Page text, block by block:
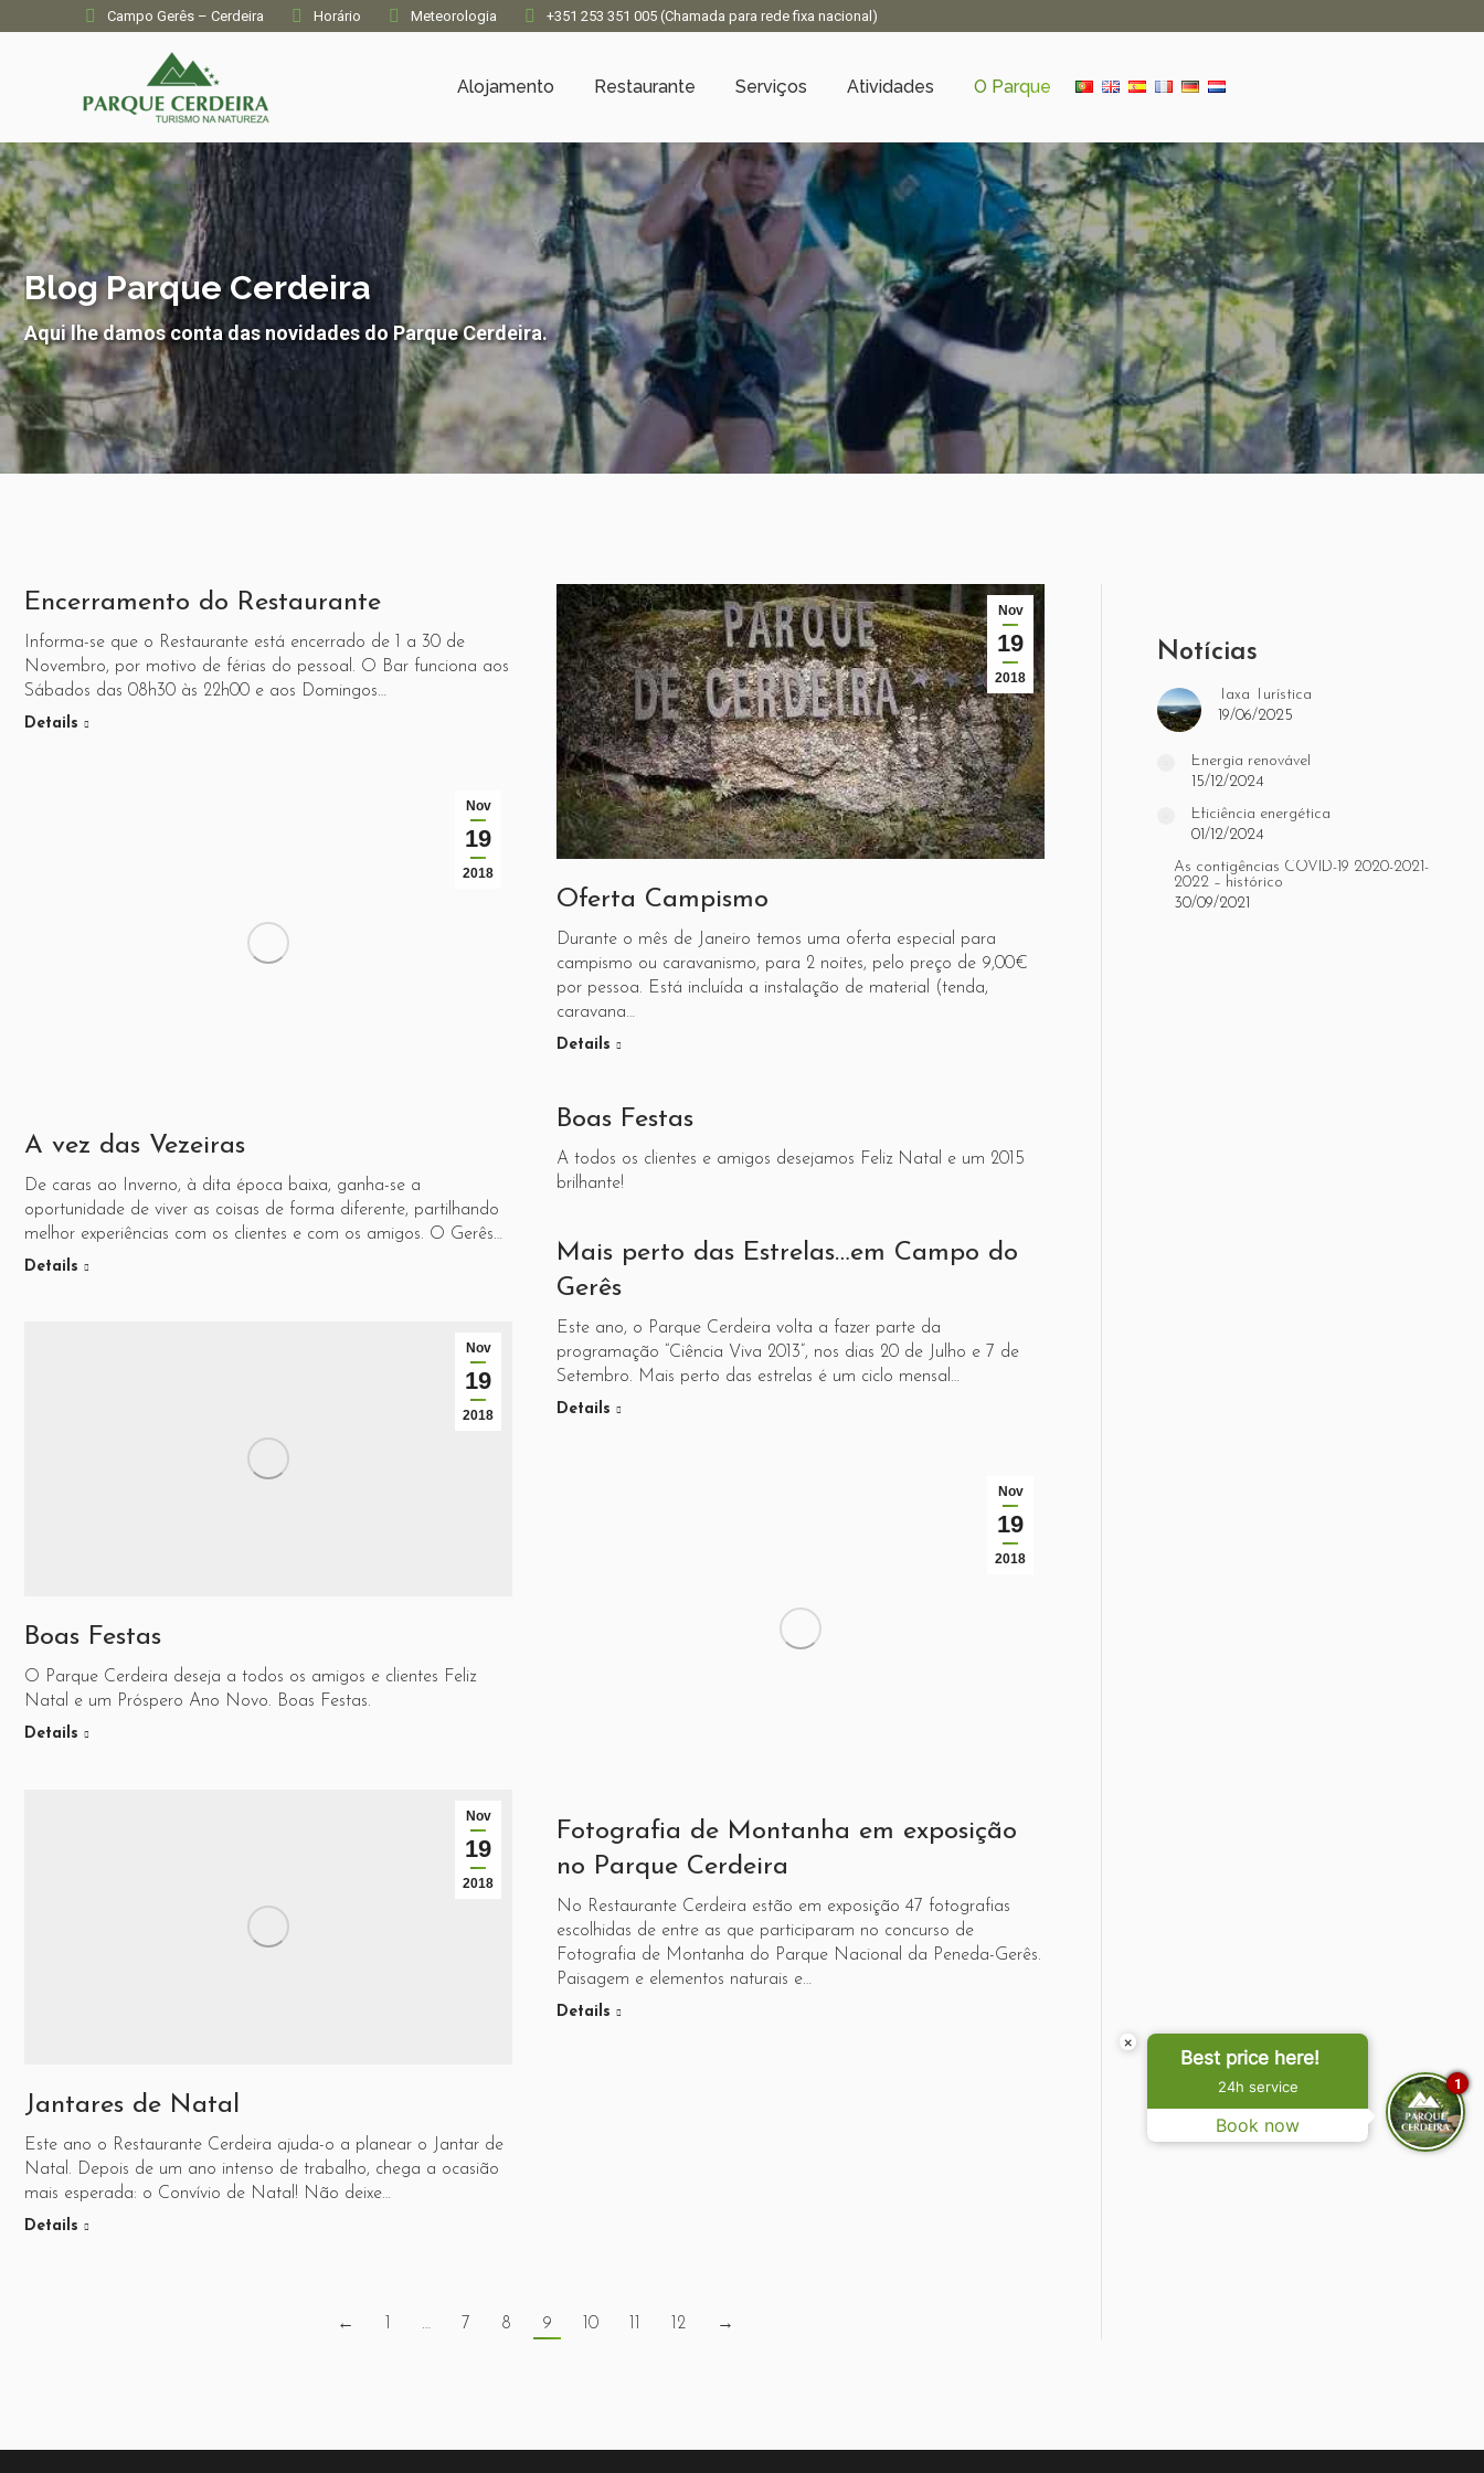
Campo Gerês – Cerdeira Horário Meteorologia +351 253 351 005 (Chamada para rede fixa nacional)
Alojamento Restaurante Serviços Atividades O Parque
Blog Parque Cerdeira
Aqui lhe damos conta das novidades do Parque Cerdeira.
Encerramento do Restaurante
Informa-se que o Restaurante está encerrado de 1 a 30 de
Novembro, por motivo de férias do pessoal. O Bar funciona aos
Sábados das 08h30 às 22h00 e aos Domingos…
Details
Nov
19
2018
Oferta Campismo
Durante o mês de Janeiro temos uma oferta especial para
campismo ou caravanismo, para 2 noites, pelo preço de 9,00€
por pessoa. Está incluída a instalação de material (tenda,
caravana…
Details
Nov
19
2018
A vez das Vezeiras
De caras ao Inverno, à dita época baixa, ganha-se a
oportunidade de viver as coisas de forma diferente, partilhando
melhor experiências com os clientes e com os amigos. O Gerês…
Details
Boas Festas
A todos os clientes e amigos desejamos Feliz Natal e um 2015
brilhante!
Mais perto das Estrelas…em Campo do
Gerês
Este ano, o Parque Cerdeira volta a fazer parte da
programação “Ciência Viva 2013”, nos dias 20 de Julho e 7 de
Setembro. Mais perto das estrelas é um ciclo mensal…
Details
Nov
19
2018
Boas Festas
O Parque Cerdeira deseja a todos os amigos e clientes Feliz
Natal e um Próspero Ano Novo. Boas Festas.
Details
Nov
19
2018
Fotografia de Montanha em exposição
no Parque Cerdeira
No Restaurante Cerdeira estão em exposição 47 fotografias
escolhidas de entre as que participaram no concurso de
Fotografia de Montanha do Parque Nacional da Peneda-Gerês.
Paisagem e elementos naturais e…
Details
Nov
19
2018
Jantares de Natal
Este ano o Restaurante Cerdeira ajuda-o a planear o Jantar de
Natal. Depois de um ano intenso de trabalho, chega a ocasião
mais esperada: o Convívio de Natal! Não deixe…
Details
← … 7 8 9 10 12 →
Notícias
Taxa Turística
19/06/2025
Energia renovável
15/12/2024
Eficiência energética
01/12/2024
As contigências COVID-19 2020-2021-
2022 – histórico
30/09/2021
×
Best price here!
24h service
Book now
1